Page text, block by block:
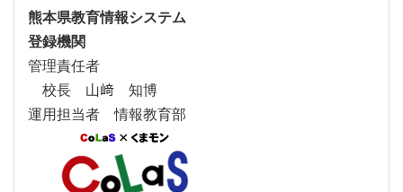
熊本県教育情報システム
登録機関
管理責任者
校長 山﨑 知博
運用担当者 情報教育部